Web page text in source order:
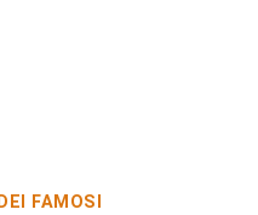
FAMOSI